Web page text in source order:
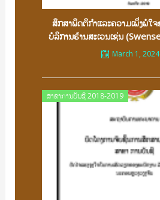
ສຶກສາພຶດຕິກຳແລະຄວາມເພິ່ງພໍໃ
ບໍລິການຮ້ານສະເວນເຊ່ນ
March 1, 2024
ສາຂາການບັນຊີ 2018-2019Posted
on